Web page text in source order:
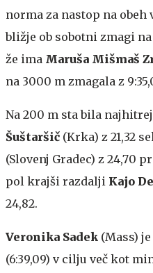
norma za nastop na
bližje ob sobotni zmagi
že ima Maruša Mišmaš
na 3000 m zmagala z
Na 200 m sta bila
Šuštaršič (Krka) z 21,32
(Slovenj Gradec) z 24,70
pol krajši razdalji Kajo
24,82.
Veronika Sadek (Mass)
(6:39,09) v cilju več kot